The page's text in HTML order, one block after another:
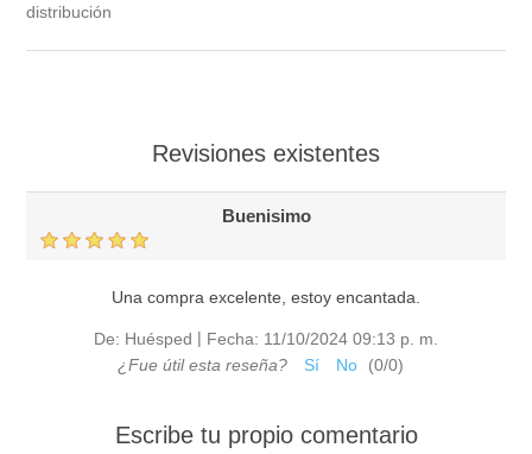
distribución
Revisiones existentes
Buenisimo
Una compra excelente, estoy encantada.
De: Huésped | Fecha: 11/10/2024 09:13 p. m.
¿Fue útil esta reseña?
Sí No (0/0)
Escribe tu propio comentario